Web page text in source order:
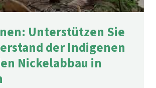
Unterstützen Sie
der Indigenen
Nickelabbau in